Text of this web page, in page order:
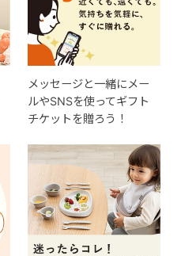
メッセージと一緒にメー
ルやSNSを使ってギフト
チケットを贈ろう！